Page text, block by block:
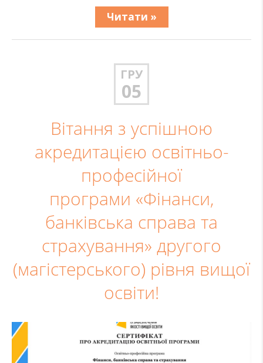
Читати »
ГРУ
05
Вітання з успішною
акредитацією освітньо-
професійної
програми «Фінанси,
банківська справа та
страхування» другого
(магістерського) рівня вищої
освіти!